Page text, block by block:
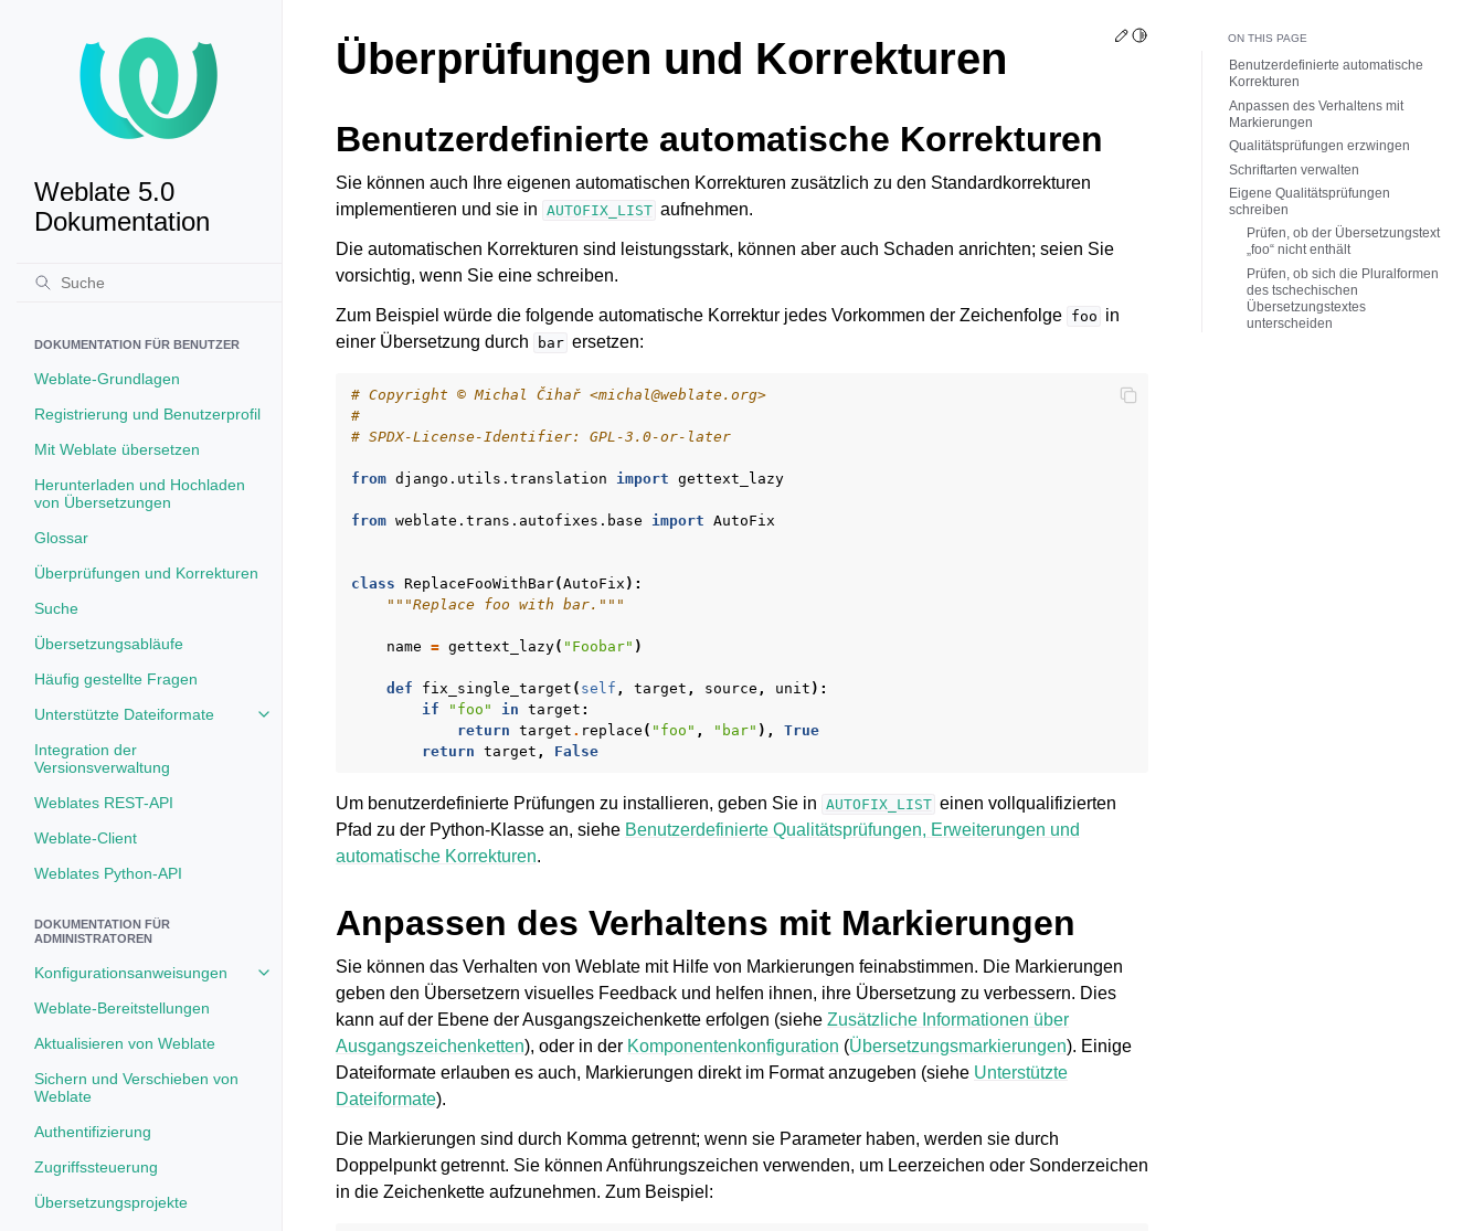
Weblate 5.0
Dokumentation
DOKUMENTATION FÜR BENUTZER
Weblate-Grundlagen
Registrierung und Benutzerprofil
Mit Weblate übersetzen
Herunterladen und Hochladen
von Übersetzungen
Glossar
Überprüfungen und Korrekturen
Suche
Übersetzungsabläufe
Häufig gestellte Fragen
Unterstützte Dateiformate
Toggle navigation of Unterstützte Dateiformate
Integration der
Versionsverwaltung
Weblates REST-API
Weblate-Client
Weblates Python-API
DOKUMENTATION FÜR
ADMINISTRATOREN
Konfigurationsanweisungen
Toggle navigation of Konfigurationsanweisungen
Weblate-Bereitstellungen
Aktualisieren von Weblate
Sichern und Verschieben von
Weblate
Authentifizierung
Zugriffssteuerung
Übersetzungsprojekte
Edit this page
Toggle Light / Dark / Auto color theme
Überprüfungen und Korrekturen
Benutzerdefinierte automatische Korrekturen
Sie können auch Ihre eigenen automatischen Korrekturen zusätzlich zu den Standardkorrekturen
implementieren und sie in AUTOFIX_LIST aufnehmen.
Die automatischen Korrekturen sind leistungsstark, können aber auch Schaden anrichten; seien Sie
vorsichtig, wenn Sie eine schreiben.
Zum Beispiel würde die folgende automatische Korrektur jedes Vorkommen der Zeichenfolge foo in
einer Übersetzung durch
bar ersetzen:
# Copyright © Michal Čihař <michal@weblate.org>
#
# SPDX-License-Identifier: GPL-3.0-or-later
from django.utils.translation import gettext_lazy
from weblate.trans.autofixes.base import AutoFix
class ReplaceFooWithBar(AutoFix ):
"""Replace foo with bar."""
name = gettext_lazy( "Foobar" )
def fix_single_target ( self , target , source , unit ):
if
"foo" in target :
return target . replace ( "foo" , "bar" ),
True
return target , False
Um benutzerdefinierte Prüfungen zu installieren, geben Sie in AUTOFIX_LIST einen vollqualifizierten
Pfad zu der Python-Klasse an, siehe Benutzerdefinierte Qualitätsprüfungen, Erweiterungen und
automatische Korrekturen.
Anpassen des Verhaltens mit Markierungen
Sie können das Verhalten von Weblate mit Hilfe von Markierungen feinabstimmen. Die Markierungen
geben den Übersetzern visuelles Feedback und helfen ihnen, ihre Übersetzung zu verbessern. Dies
kann auf der Ebene der Ausgangszeichenkette erfolgen (siehe Zusätzliche Informationen über
Ausgangszeichenketten), oder in der Komponentenkonfiguration (Übersetzungsmarkierungen). Einige
Dateiformate erlauben es auch, Markierungen direkt im Format anzugeben (siehe Unterstützte
Dateiformate).
Die Markierungen sind durch Komma getrennt; wenn sie Parameter haben, werden sie durch
Doppelpunkt getrennt. Sie können Anführungszeichen verwenden, um Leerzeichen oder Sonderzeichen
in die Zeichenkette aufzunehmen. Zum Beispiel:
ON THIS PAGE
Benutzerdefinierte automatische
Korrekturen
Anpassen des Verhaltens mit
Markierungen
Qualitätsprüfungen erzwingen
Schriftarten verwalten
Eigene Qualitätsprüfungen
schreiben
Prüfen, ob der Übersetzungstext
„foo“ nicht enthält
Prüfen, ob sich die Pluralformen
des tschechischen
Übersetzungstextes
unterscheiden